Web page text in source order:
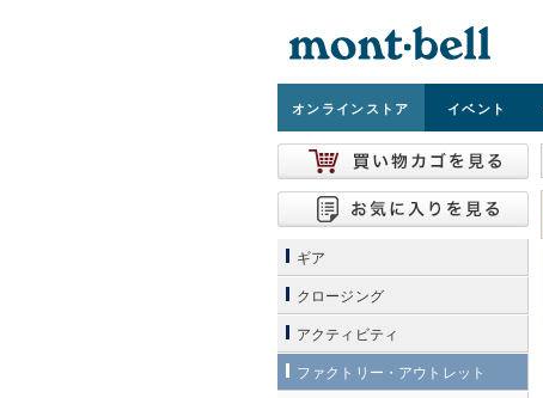
オンラインストア イベント
ギア
クロージング
アクティビティ
ファクトリー・アウトレット